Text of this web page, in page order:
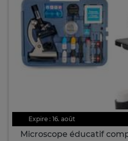
Expire : 16. août
Microscope éducatif